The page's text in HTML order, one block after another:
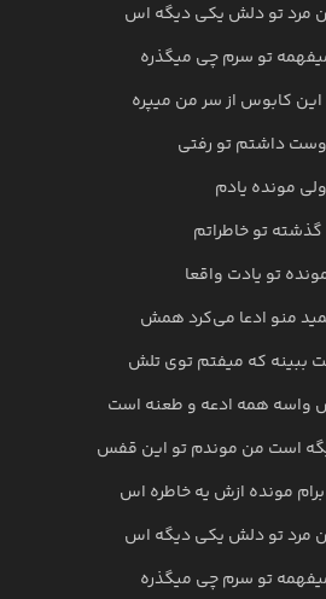
مرد تو دلش یکی دیگه اس
تو سرم چی میگذره
کابوس از سر من میپره
داشتم تو رفتی
ولی مونده یادم
تو خاطراتم
تو یادت واقعا
منو ادعا می‌کرد همش
ببینه که میفتم توی تلش
واسه همه ادعه و طعنه است
است من موندم تو این قفس
مونده ازش یه خاطره اس
مرد تو دلش یکی دیگه اس
تو سرم چی میگذره